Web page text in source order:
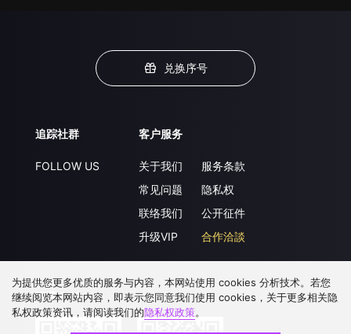
兑换序号
追踪社群
FOLLOW US
客户服务
关于我们
常见问题
联络我们
升级VIP
服务条款
隐私权
公开征件
合作洽談
下载 APP
为提供您更多优质的服务与内容，本网站使用 cookies 分析技术。若您
继续阅览本网站内容，即表示您同意我们使用 cookies，关于更多相关隐
私权政策资讯，请阅读我们的隐私权政策。